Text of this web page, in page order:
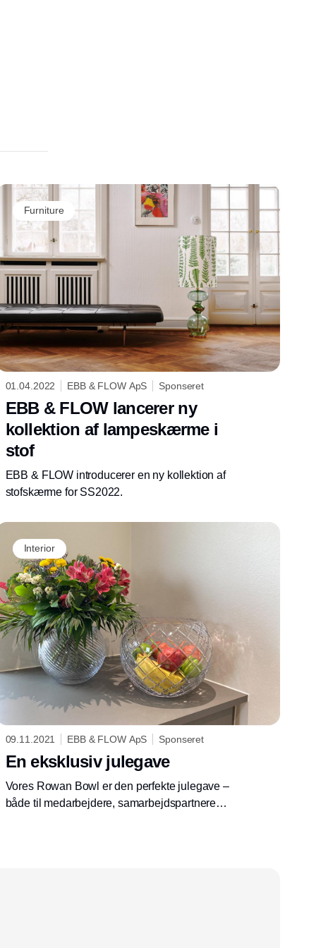
Furniture
01.04.2022 EBB & FLOW ApS Sponseret
EBB & FLOW lancerer ny
kollektion af lampeskærme i
stof
EBB & FLOW introducerer en ny kollektion af
stofskærme for SS2022.
Interior
09.11.2021 EBB & FLOW ApS Sponseret
En eksklusiv julegave
Vores Rowan Bowl er den perfekte julegave –
både til medarbejdere, samarbejdspartnere